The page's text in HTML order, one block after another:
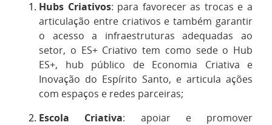
Hubs Criativos: para favorecer as trocas e a
articulação entre criativos e também garantir
o acesso a infraestruturas adequadas ao
setor, o ES+ Criativo tem como sede o Hub
ES+, hub público de Economia Criativa e
Inovação do Espírito Santo, e articula ações
com espaços e redes parceiras;
Escola Criativa: apoiar e promover